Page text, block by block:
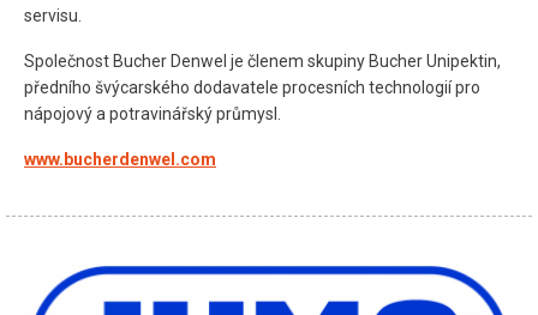
servisu.
Společnost Bucher Denwel je členem skupiny Bucher Unipektin,
předního švýcarského dodavatele procesních technologií pro
nápojový a potravinářský průmysl.
www.bucherdenwel.com